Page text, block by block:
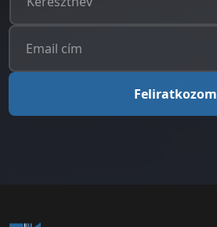
Feliratkozom